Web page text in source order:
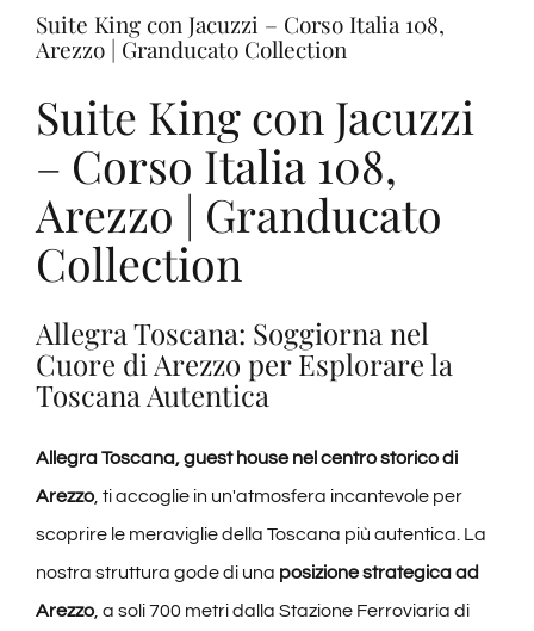
Suite King con Jacuzzi – Corso Italia 108,
Arezzo | Granducato Collection
Suite King con Jacuzzi
– Corso Italia 108,
Arezzo | Granducato
Collection
Allegra Toscana: Soggiorna nel
Cuore di Arezzo per Esplorare la
Toscana Autentica
Allegra Toscana, guest house nel centro storico di
Arezzo, ti accoglie in un'atmosfera incantevole per
scoprire le meraviglie della Toscana più autentica. La
nostra struttura gode di una posizione strategica ad
Arezzo, a soli 700 metri dalla Stazione Ferroviaria di